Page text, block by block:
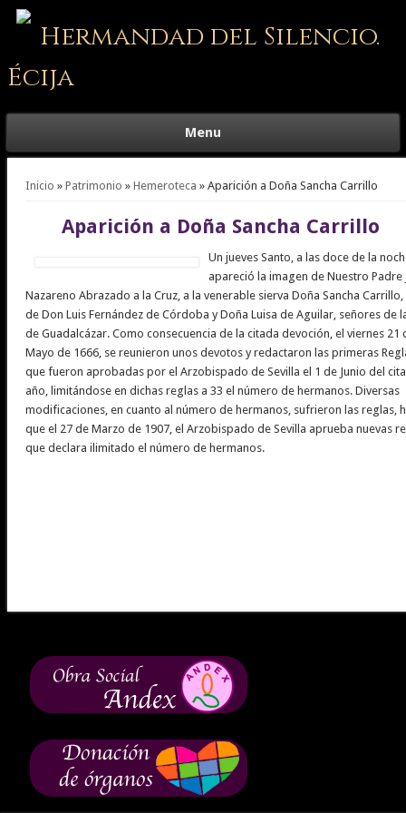
Hermandad del Silencio.
Écija
Menu
Se encuentra usted aquí
Inicio » Patrimonio » Hemeroteca » Aparición a Doña Sancha Carrillo
Aparición a Doña Sancha Carrillo
Un jueves Santo, a las doce de la
apareció la imagen de Nuestro Padre
Nazareno Abrazado a la Cruz, a la venerable sierva Doña Sancha Carrillo,
de Don Luis Fernández de Córdoba y Doña Luisa de Aguilar, señores de
de Guadalcázar. Como consecuencia de la citada devoción, el viernes 21
Mayo de 1666, se reunieron unos devotos y redactaron las primeras
que fueron aprobadas por el Arzobispado de Sevilla el 1 de Junio del
año, limitándose en dichas reglas a 33 el número de hermanos. Diversas
modificaciones, en cuanto al número de hermanos, sufrieron las reglas,
que el 27 de Marzo de 1907, el Arzobispado de Sevilla aprueba nuevas
que declara ilimitado el número de hermanos.